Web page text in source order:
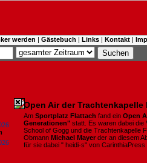
werden | Gästebuch | Links | Kontakt |
Open Air der Trachtenkapelle
Am Sportplatz Flattach fand ein Open
Generationen" statt. Es waren dabei die
School of Gogg und die Trachtenkapelle
Obmann Michael Mayer der an diesem
für sie dabei " heidi-s" von CarinthiaPress